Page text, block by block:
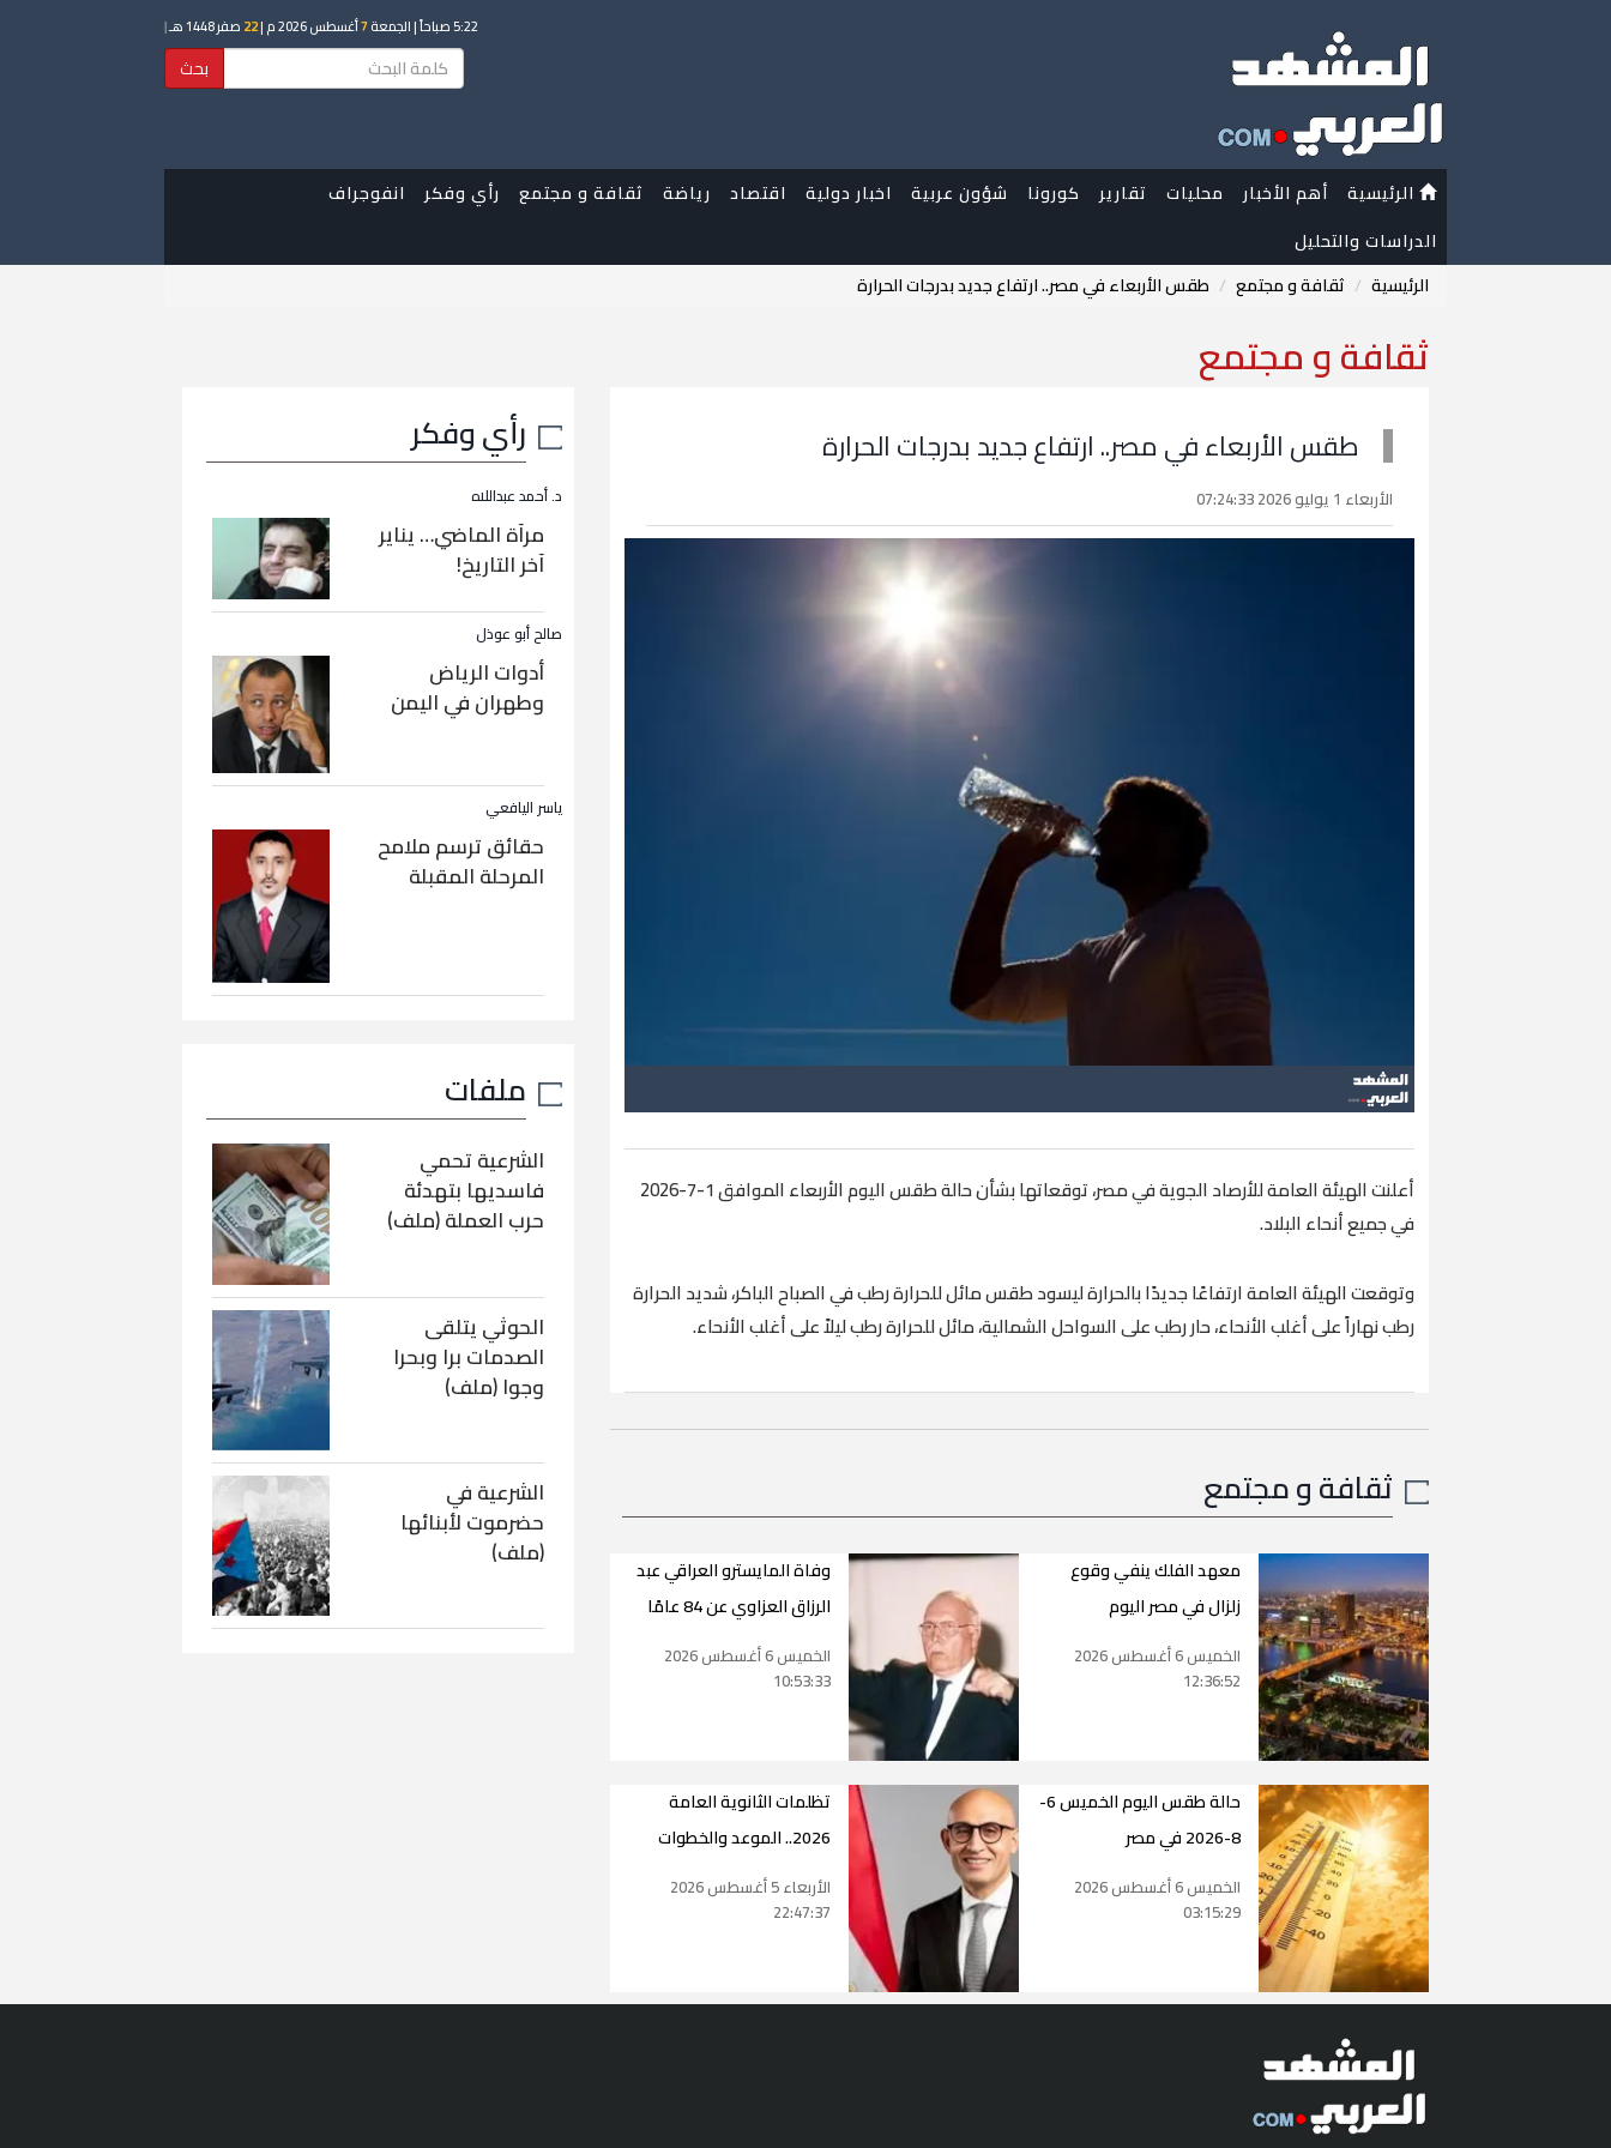
5:22 صباحاً | الجمعة7أغسطس 2026 م | 22 صفر 1448 هـ |
بحث
الرئيسية أهم الأخبار محليات تقارير كورونا شؤون عربية اخبار دولية اقتصاد رياضة ثقافة و مجتمع رأي وفكر
انفوجراف
الدراسات والتحليل
الرئيسية
ثقافة و مجتمع طقس الأربعاء في مصر.. ارتفاع جديد بدرجات الحرارة
ثقافة و مجتمع
طقس الأربعاء في مصر.. ارتفاع جديد بدرجات الحرارة
الأربعاء 1 يوليو 2026 07:24:33
أعلنت الهيئة العامة للأرصاد الجوية في مصر، توقعاتها بشأن حالة طقس اليوم الأربعاء الموافق 1-7-2026
في جميع أنحاء البلاد.
وتوقعت الهيئة العامة ارتفاعًا جديدًا بالحرارة ليسود طقس مائل للحرارة رطب في الصباح الباكر، شديد الحرارة
رطب نهاراً على أغلب الأنحاء، حار رطب على السواحل الشمالية، مائل للحرارة رطب ليلاً على أغلب الأنحاء.
ثقافة و مجتمع
معهد الفلك ينفي وقوع
زلزال في مصر اليوم
الخميس 6 أغسطس 2026
12:36:52
وفاة المايسترو العراقي عبد
الرزاق العزاوي عن 84 عامًا
الخميس 6 أغسطس 2026
10:53:33
حالة طقس اليوم الخميس 6-
8-2026 في مصر
الخميس 6 أغسطس 2026
03:15:29
تظلمات الثانوية العامة
2026.. الموعد والخطوات
الأربعاء 5 أغسطس 2026
22:47:37
رأي وفكر
د. أحمد عبداللاه
مرآة الماضي… يناير
آخر التاريخ!
صالح أبو عوذل
أدوات الرياض
وطهران في اليمن
ياسر اليافعي
حقائق ترسم ملامح
المرحلة المقبلة
ملفات
الشرعية تحمي
فاسديها بتهدئة
حرب العملة (ملف)
الحوثي يتلقى
الصدمات برا وبحرا
وجوا (ملف)
الشرعية في
حضرموت لأبنائها
(ملف)